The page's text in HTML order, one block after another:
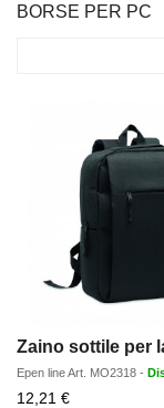
BORSE PER PC
Epen lineArt. MO2318 -
12,21 €Prezzo